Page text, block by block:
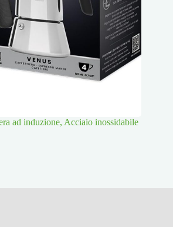
ad induzione, Acciaio inossidabile